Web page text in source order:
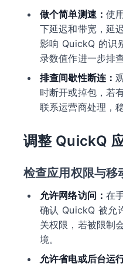
做个简单测速：使
下延迟和带宽，延
影响 QuickQ 的识
录数值作进一步排查
排查间歇性断连：
时断开或掉包，若
联系运营商处理，
调整 QuickQ
检查应用权限与移
允许网络访问：在
确认 QuickQ 被允
关权限，若被限制
境。
允许省电或后台运